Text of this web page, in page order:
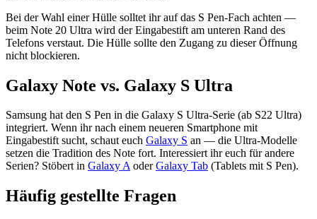
Bei der Wahl einer Hülle solltet ihr auf das S Pen-Fach achten —
beim Note 20 Ultra wird der Eingabestift am unteren Rand des
Telefons verstaut. Die Hülle sollte den Zugang zu dieser Öffnung
nicht blockieren.
Galaxy Note vs. Galaxy S Ultra
Samsung hat den S Pen in die Galaxy S Ultra-Serie (ab S22 Ultra)
integriert. Wenn ihr nach einem neueren Smartphone mit
Eingabestift sucht, schaut euch Galaxy S an — die Ultra-Modelle
setzen die Tradition des Note fort. Interessiert ihr euch für andere
Serien? Stöbert in Galaxy AoderGalaxy Tab (Tablets mit S Pen).
Häufig gestellte Fragen